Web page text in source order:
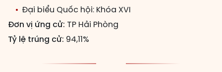
Đại biểu Quốc hội: Khóa XVI
Đơn vị ứng cử: TP Hải Phòng
Tỷ lệ trúng cử: 94,11%